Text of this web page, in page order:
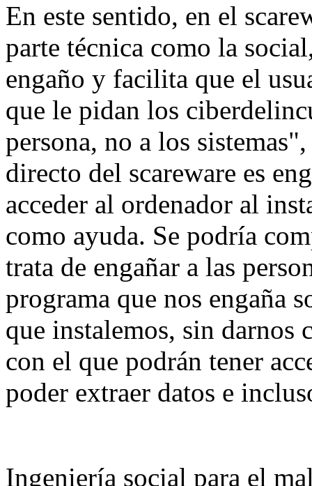
En este sentido, en el
parte técnica como la
engaño y facilita que el
que le pidan los
persona, no a los
directo del scareware es
acceder al ordenador al
como ayuda. Se podría
trata de engañar a las
programa que nos engaña
que instalemos, sin darnos
con el que podrán tener
poder extraer datos e
Ingeniería social para el